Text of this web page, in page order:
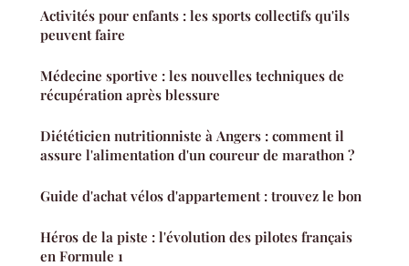
Activités pour enfants : les sports collectifs qu'ils
peuvent faire
Médecine sportive : les nouvelles techniques de
récupération après blessure
Diététicien nutritionniste à Angers : comment il
assure l'alimentation d'un coureur de marathon ?
Guide d'achat vélos d'appartement : trouvez le bon
Héros de la piste : l'évolution des pilotes français
en Formule 1